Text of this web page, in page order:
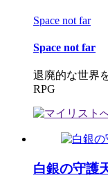
Space not far
Space not far
退廃的な世界
RPG
白銀の守護